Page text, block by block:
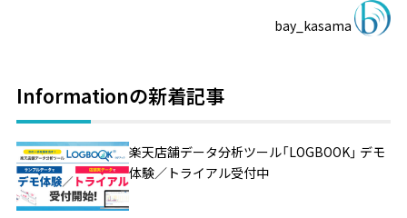
bay_kasama
Informationの新着記事
楽天店舗データ分析ツール「LOGBOOK」 デモ
体験／トライアル受付中